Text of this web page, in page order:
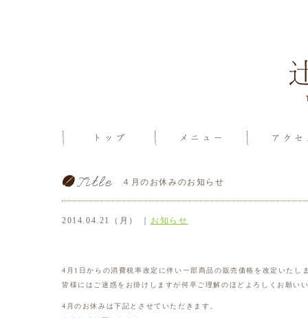
４月のお休みのお知らせ
2014.04.21（月） ｜ お知らせ
4月1日からの消費税率改定に伴い一部商品の販売価格を改定いたし
皆様にはご迷惑をお掛けしますが何卒ご理解のほどよろしくお願い
4月のお休みは下記とさせていただきます。